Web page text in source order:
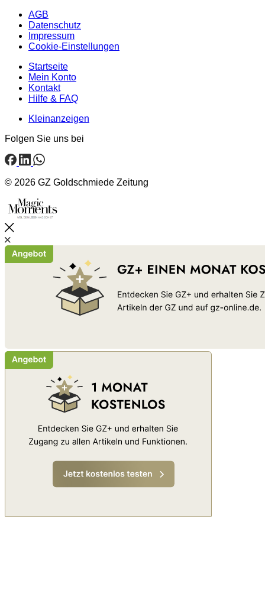
AGB
Datenschutz
Impressum
Cookie-Einstellungen
Startseite
Mein Konto
Kontakt
Hilfe & FAQ
Kleinanzeigen
Folgen Sie uns bei
© 2026 GZ Goldschmiede Zeitung
Schließen